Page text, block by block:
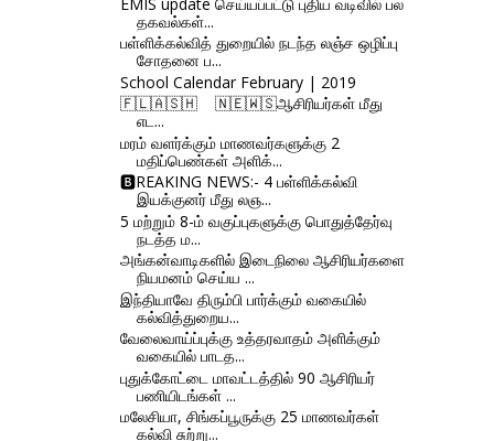
தகவல்கள்...
பள்ளிக்கல்வித் துறையில் நடந்த லஞ்ச ஒழிப்பு
சோதனை ப...
School Calendar February | 2019
🇫‌🇱‌🇦‌🇸‌🇭‌ 🇳‌🇪‌🇼‌🇸‌ஆசிரியர்கள் மீது
எட...
மரம் வளர்க்கும் மாணவர்களுக்கு 2
மதிப்பெண்கள் அளிக்...
🅱REAKING NEWS:- 4 பள்ளிக்கல்வி
இயக்குனர் மீது லஞ...
5 மற்றும் 8-ம் வகுப்புகளுக்கு பொதுத்தேர்வு
நடத்த ம...
அங்கன்வாடிகளில் இடைநிலை ஆசிரியர்களை
நியமனம் செய்ய ...
இந்தியாவே திரும்பி பார்க்கும் வகையில்
கல்வித்துறைய...
வேலைவாய்ப்புக்கு உத்தரவாதம் அளிக்கும்
வகையில் பாடத...
புதுக்கோட்டை மாவட்டத்தில் 90 ஆசிரியர்
பணியிடங்கள் ...
மலேசியா, சிங்கப்பூருக்கு 25 மாணவர்கள்
கல்வி சுற்று...